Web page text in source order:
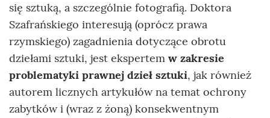
się sztuką, a szczególnie fotografią. Doktora
Szafrańskiego interesują (oprócz prawa
rzymskiego) zagadnienia dotyczące obrotu
dziełami sztuki, jest ekspertem w zakresie
problematyki prawnej dzieł sztuki, jak również
autorem licznych artykułów na temat ochrony
zabytków i (wraz z żoną) konsekwentnym